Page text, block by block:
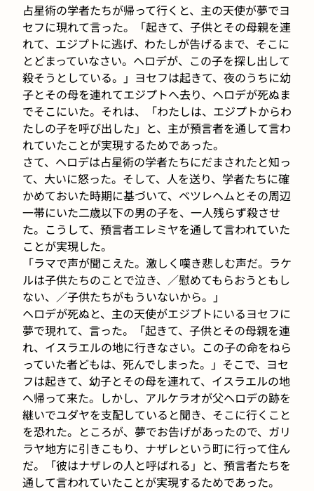
占星術の学者たちが帰って行くと、主の天使が夢でヨ
セフに現れて言った。「起きて、子供とその母親を連
れて、エジプトに逃げ、わたしが告げるまで、そこに
とどまっていなさい。ヘロデが、この子を探し出して
殺そうとしている。」ヨセフは起きて、夜のうちに幼
子とその母を連れてエジプトへ去り、ヘロデが死ぬま
でそこにいた。それは、「わたしは、エジプトからわ
たしの子を呼び出した」と、主が預言者を通して言わ
れていたことが実現するためであった。
さて、ヘロデは占星術の学者たちにだまされたと知っ
て、大いに怒った。そして、人を送り、学者たちに確
かめておいた時期に基づいて、ベツレヘムとその周辺
一帯にいた二歳以下の男の子を、一人残らず殺させ
た。こうして、預言者エレミヤを通して言われていた
ことが実現した。
「ラマで声が聞こえた。激しく嘆き悲しむ声だ。ラケ
ルは子供たちのことで泣き、／慰めてもらおうともし
ない、／子供たちがもういないから。」
ヘロデが死ぬと、主の天使がエジプトにいるヨセフに
夢で現れて、言った。「起きて、子供とその母親を連
れ、イスラエルの地に行きなさい。この子の命をねら
っていた者どもは、死んでしまった。」そこで、ヨセ
フは起きて、幼子とその母を連れて、イスラエルの地
へ帰って来た。しかし、アルケラオが父ヘロデの跡を
継いでユダヤを支配していると聞き、そこに行くこと
を恐れた。ところが、夢でお告げがあったので、ガリ
ラヤ地方に引きこもり、ナザレという町に行って住ん
だ。「彼はナザレの人と呼ばれる」と、預言者たちを
通して言われていたことが実現するためであった。